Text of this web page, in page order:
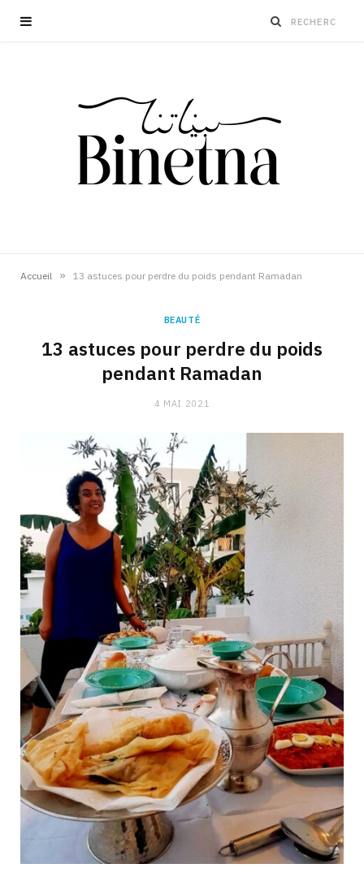
Accueil » 13 astuces pour perdre du poids pendant Ramadan
BEAUTÉ
13 astuces pour perdre du poids
pendant Ramadan
4 MAI 2021